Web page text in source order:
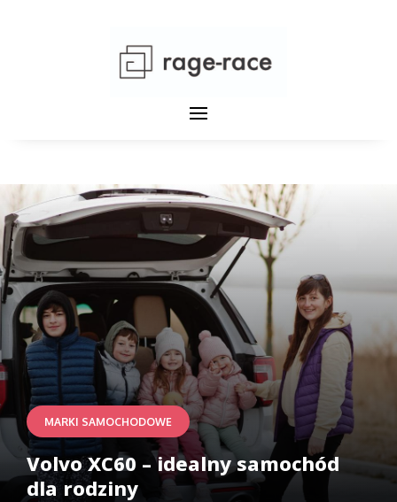
MARKI SAMOCHODOWE
Volvo XC60 – idealny samochód
dla rodziny